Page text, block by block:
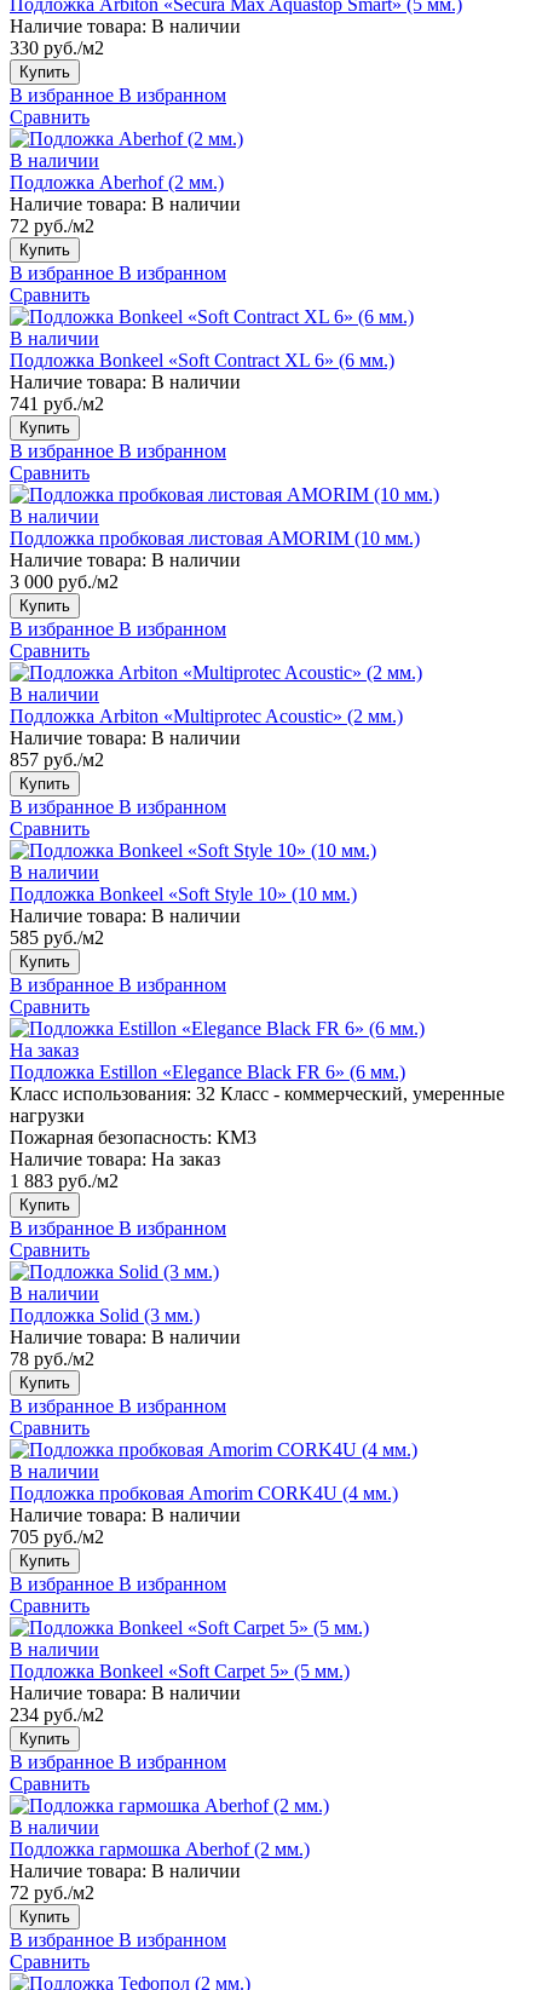
Наличие товара: В наличии
330 руб./м2
Купить
В избранное В избранном
Сравнить
В наличии
Подложка Aberhof (2 мм.)
Наличие товара: В наличии
72 руб./м2
Купить
В избранное В избранном
Сравнить
В наличии
Подложка Bonkeel «Soft Contract XL 6» (6 мм.)
Наличие товара: В наличии
741 руб./м2
Купить
В избранное В избранном
Сравнить
В наличии
Подложка пробковая листовая AMORIM (10 мм.)
Наличие товара: В наличии
3 000 руб./м2
Купить
В избранное В избранном
Сравнить
В наличии
Подложка Arbiton «Multiprotec Acoustic» (2 мм.)
Наличие товара: В наличии
857 руб./м2
Купить
В избранное В избранном
Сравнить
В наличии
Подложка Bonkeel «Soft Style 10» (10 мм.)
Наличие товара: В наличии
585 руб./м2
Купить
В избранное В избранном
Сравнить
На заказ
Подложка Estillon «Elegance Black FR 6» (6 мм.)
Класс использования: 32 Класс - коммерческий, умеренные
нагрузки
Пожарная безопасность: КМ3
Наличие товара: На заказ
1 883 руб./м2
Купить
В избранное В избранном
Сравнить
В наличии
Подложка Solid (3 мм.)
Наличие товара: В наличии
78 руб./м2
Купить
В избранное В избранном
Сравнить
В наличии
Подложка пробковая Amorim CORK4U (4 мм.)
Наличие товара: В наличии
705 руб./м2
Купить
В избранное В избранном
Сравнить
В наличии
Подложка Bonkeel «Soft Carpet 5» (5 мм.)
Наличие товара: В наличии
234 руб./м2
Купить
В избранное В избранном
Сравнить
В наличии
Подложка гармошка Aberhof (2 мм.)
Наличие товара: В наличии
72 руб./м2
Купить
В избранное В избранном
Сравнить